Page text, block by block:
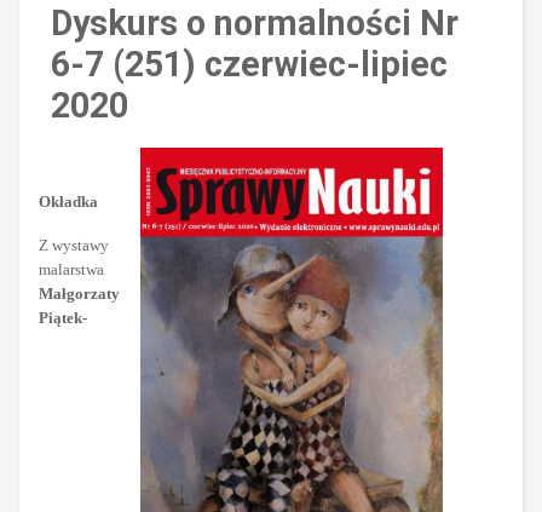
Dyskurs o normalności Nr
6-7 (251) czerwiec-lipiec
2020
Okładka
Z wystawy
malarstwa
Małgorzaty
Piątek-